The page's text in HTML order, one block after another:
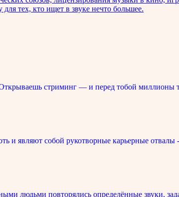
тех, кто ищет в звуке нечто большее.
стриминг — и перед тобой миллионы
и являют собой рукотворные карьерные
людьми повторялись определённые звуки,